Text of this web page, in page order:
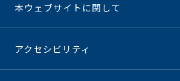
本ウェブサイトに関して
アクセシビリティ